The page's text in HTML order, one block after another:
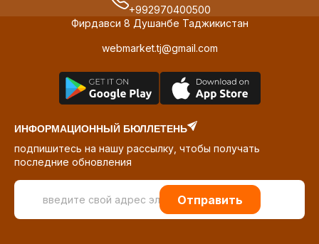
+992970400500
Фирдавси 8 Душанбе Таджикистан
webmarket.tj@gmail.com
ИНФОРМАЦИОННЫЙ БЮЛЛЕТЕНЬ
подпишитесь на нашу рассылку, чтобы получать
последние обновления
Отправить